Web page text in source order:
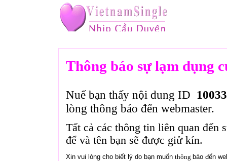
Thông báo sự lạm dụng
Nuế bạn thấy nội dung ID
lòng thông báo đến webmaster.
Tất cả các thông tin liên quan đến
để và tên bạn sẽ được giử kín.
Xin vui lòng cho biết lý do bạn muốn thông báo đến